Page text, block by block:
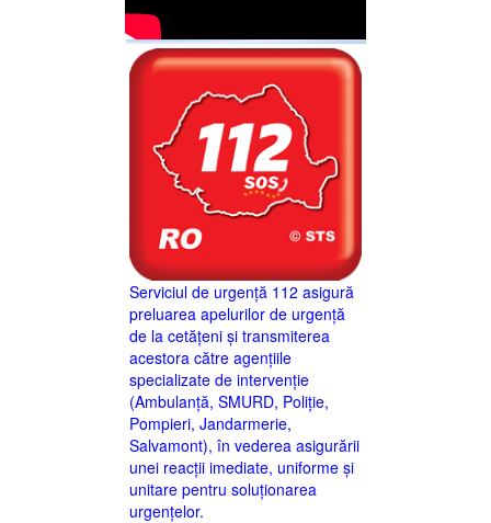
Serviciul de urgență 112 asigură
preluarea apelurilor de urgență
de la cetățeni și transmiterea
acestora către agențiile
specializate de intervenție
(Ambulanță, SMURD, Poliție,
Pompieri, Jandarmerie,
Salvamont), în vederea asigurării
unei reacții imediate, uniforme și
unitare pentru soluționarea
urgențelor.